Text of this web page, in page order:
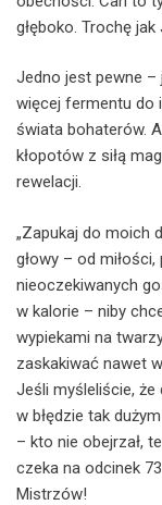
głęboko. Trochę
Jedno jest pewne –
więcej fermentu do
świata bohaterów.
kłopotów z siłą
rewelacji.
„Zapukaj do moich
głowy – od
nieoczekiwanych
w kalorie – niby
wypiekami na
zaskakiwać nawet
Jeśli myśleliście,
w błędzie tak
– kto nie obejrzał,
czeka na odcinek
Mistrzów!